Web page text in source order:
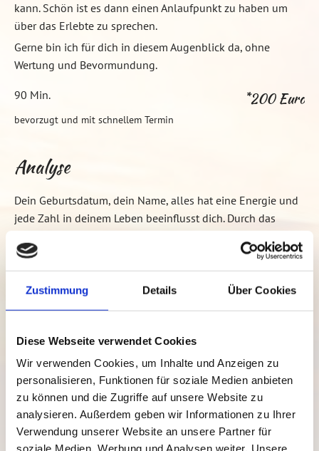
Zustimmung Details Über Cookies
Diese Webseite verwendet Cookies
Wir verwenden Cookies, um Inhalte und Anzeigen zu
personalisieren, Funktionen für soziale Medien anbieten
zu können und die Zugriffe auf unsere Website zu
analysieren. Außerdem geben wir Informationen zu Ihrer
Verwendung unserer Website an unsere Partner für
soziale Medien, Werbung und Analysen weiter. Unsere
kann. Schön ist es dann einen Anlaufpunkt zu haben um
über das Erlebte zu sprechen.
Gerne bin ich für dich in diesem Augenblick da, ohne
Wertung und Bevormundung.
90 Min. *200 Euro
bevorzugt und mit schnellem Termin
Analyse
Dein Geburtsdatum, dein Name, alles hat eine Energie und
jede Zahl in deinem Leben beeinflusst dich. Durch das
nicht nur uns selbst, sondern unser Umfeld und andere
Menschen besser verstehen.
Die Numerologie und die Astrologie sagen dir nicht nur
etwas über die Persönlichkeit, den Charakter, unsere
und Berufung, Liebe und Partnerschaft, seelische
Bedürfnisse und so viel mehr! Lerne dich ganz neu kennen!
Was ich dafür brauche:
Geburtsdatum
Geburtsort mit Uhrzeit (wenn vorhanden)